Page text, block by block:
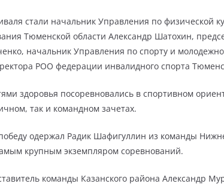
стали начальник Управления по физической
Тюменской области Александр Шатохин,
начальник Управления по спорту и
РОО федерации инвалидного спорта
здоровья посоревновались в спортивном
так и командном зачетах.
одержал Радик Шафигуллин из команды
крупным экземпляром соревнований.
команды Казанского района Александр